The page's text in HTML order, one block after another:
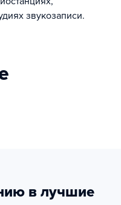
звукозаписи.
в лучшие